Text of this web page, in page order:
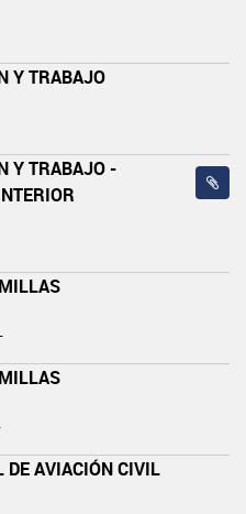
Y TRABAJO
Y TRABAJO -
DE AVIACIÓN CIVIL